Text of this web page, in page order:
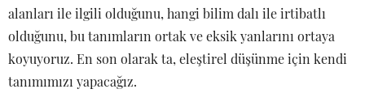
alanları ile ilgili olduğunu, hangi bilim dalı ile irtibatlı
olduğunu, bu tanımların ortak ve eksik yanlarını ortaya
koyuyoruz. En son olarak ta, eleştirel düşünme için kendi
tanımımızı yapacağız.